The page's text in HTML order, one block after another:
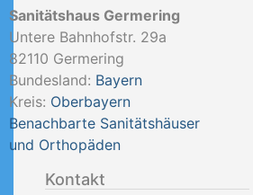
Sanitätshaus Germering
Untere Bahnhofstr. 29a
82110 Germering
Bundesland: Bayern
Kreis: Oberbayern
Benachbarte Sanitätshäuser
und Orthopäden
Kontakt